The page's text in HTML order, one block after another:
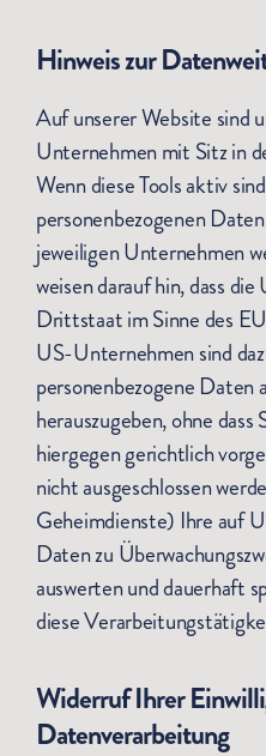
Hinweis zur
Auf unserer Website sind
Unternehmen mit Sitz in
Wenn diese Tools aktiv
personenbezogenen
jeweiligen Unternehmen
weisen darauf hin, dass
Drittstaat im Sinne des
US-Unternehmen sind
personenbezogene Daten
herauszugeben, ohne
hiergegen gerichtlich
nicht ausgeschlossen
Geheimdienste) Ihre auf
Daten zu
auswerten und dauerhaft
diese
Widerruf Ihrer
Datenverarbeitung